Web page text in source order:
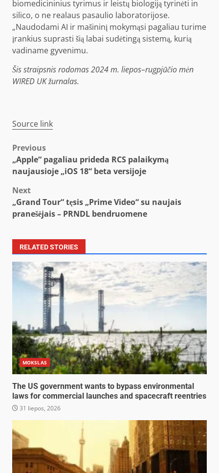
biomedicininius tyrimus ir leistų biologiją tyrinėti in
silico, o ne realaus pasaulio laboratorijose.
„Naudodami AI ir mašininį mokymąsi pagaliau turime
įrankius suprasti šią labai sudėtingą sistemą, kurią
vadiname gyvenimu.
Šis straipsnis rodomas 2024 m. liepos–rugpjūčio mėn
WIRED UK žurnalas.
Source link
Post
navigation
Previous
„Apple“ pagaliau prideda RCS palaikymą
naujausioje „iOS 18“ beta versijoje
Next
„Grand Tour“ tęsis „Prime Video“ su naujais
pranešėjais – PRNDL bendruomene
RELATED STORIES
MOKSLAS
The US government wants to bypass environmental
laws for commercial launches and spacecraft reentries
31 liepos, 2026